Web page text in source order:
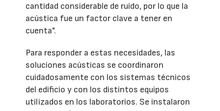
cantidad considerable de ruido, por lo que la
acústica fue un factor clave a tener en
cuenta".
Para responder a estas necesidades, las
soluciones acústicas se coordinaron
cuidadosamente con los sistemas técnicos
del edificio y con los distintos equipos
utilizados en los laboratorios. Se instalaron